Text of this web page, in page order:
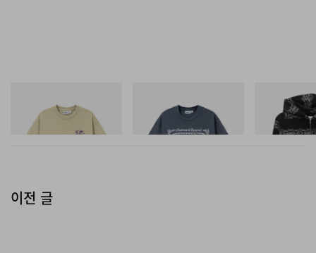
Ken Roczen의 이 순간은 컬렉션이 매장에 입고되기
전부터 이미 경쟁의 역사를 부여한다. Fox Lab은 4월
렉션의 스페셜 그래픽 키트를 착용하게 했고, 그날 그
Terrain Tee
쇼핑하기
Outward Bound Tee
쇼핑하기
Butter Goods
Faded Waffle
쇼핑하기
이전 글